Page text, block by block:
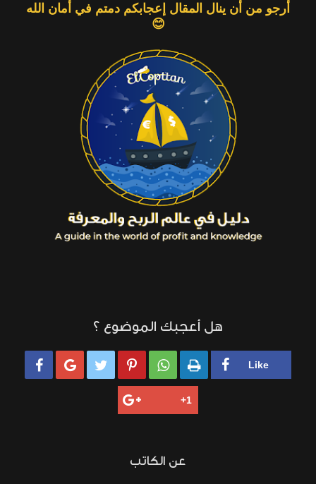
أرجو من أن ينال المقال إعجابكم دمتم في أمان الله
😊
هل أعجبك الموضوع ؟
     
عن الكاتب